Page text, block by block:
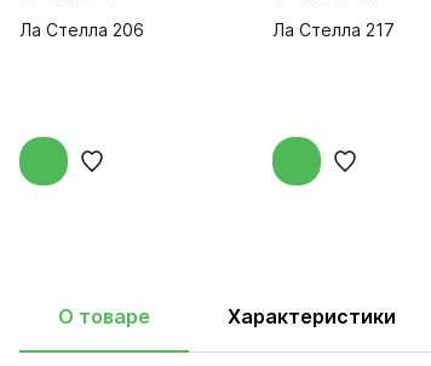
Ла Стелла 206 Ла Стелла 217
О товаре Характеристики